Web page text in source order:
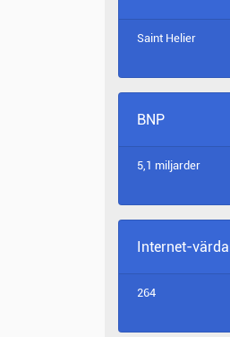
Saint Helier
BNP
5,1 miljarder
Internet-
264